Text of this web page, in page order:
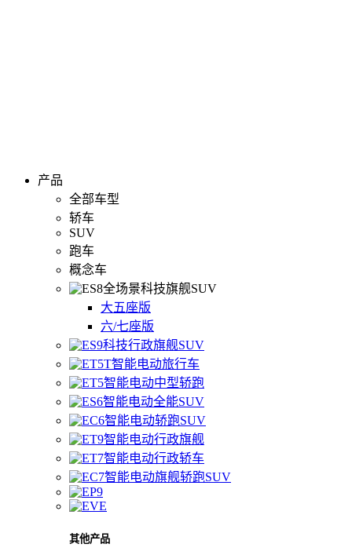
产品
全部车型
轿车
SUV
跑车
概念车
全场景科技旗舰SUV
大五座版
六/七座版
科技行政旗舰SUV
智能电动旅行车
智能电动中型轿跑
智能电动全能SUV
智能电动轿跑SUV
智能电动行政旗舰
智能电动行政轿车
智能电动旗舰轿跑SUV
其他产品